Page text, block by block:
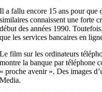
Il a fallu encore 15 ans pour que
similaires connaissent une forte
début des années 1990.
que les services bancaires en
Le film sur les ordinateurs
montre la banque par téléphone
« proche avenir ». Des images
Media.